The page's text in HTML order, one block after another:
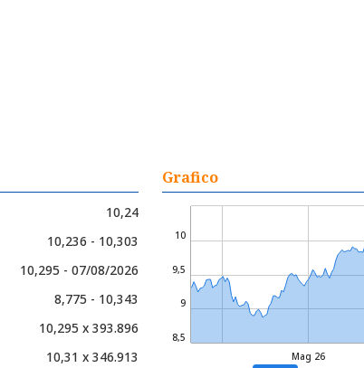
10,24
10,236 - 10,303
10,295 - 07/08/2026
8,775 - 10,343
10,295 x 393.896
10,31 x 346.913
Grafico
Mag 26
8,5
9
9,5
10